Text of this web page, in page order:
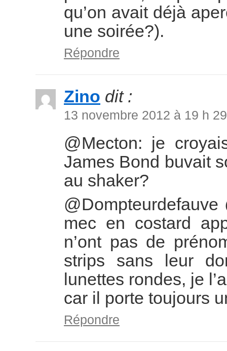
qu’on avait déjà
une soirée?).
Répondre
Zino dit :
13 novembre 2012 à 19 h
@Mecton: je
James Bond buvait
au shaker?
@Dompteurdefauve
mec en costard
n’ont pas de
strips sans leur
lunettes rondes, je
car il porte toujours
Répondre